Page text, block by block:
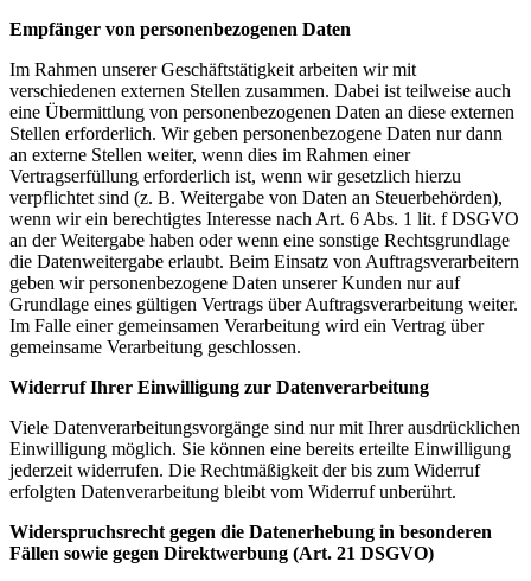
Empfänger von personenbezogenen Daten
Im Rahmen unserer Geschäftstätigkeit arbeiten wir mit
verschiedenen externen Stellen zusammen. Dabei ist teilweise auch
eine Übermittlung von personenbezogenen Daten an diese externen
Stellen erforderlich. Wir geben personenbezogene Daten nur dann
an externe Stellen weiter, wenn dies im Rahmen einer
Vertragserfüllung erforderlich ist, wenn wir gesetzlich hierzu
verpflichtet sind (z. B. Weitergabe von Daten an Steuerbehörden),
wenn wir ein berechtigtes Interesse nach Art. 6 Abs. 1 lit. f DSGVO
an der Weitergabe haben oder wenn eine sonstige Rechtsgrundlage
die Datenweitergabe erlaubt. Beim Einsatz von Auftragsverarbeitern
geben wir personenbezogene Daten unserer Kunden nur auf
Grundlage eines gültigen Vertrags über Auftragsverarbeitung weiter.
Im Falle einer gemeinsamen Verarbeitung wird ein Vertrag über
gemeinsame Verarbeitung geschlossen.
Widerruf Ihrer Einwilligung zur Datenverarbeitung
Viele Datenverarbeitungsvorgänge sind nur mit Ihrer ausdrücklichen
Einwilligung möglich. Sie können eine bereits erteilte Einwilligung
jederzeit widerrufen. Die Rechtmäßigkeit der bis zum Widerruf
erfolgten Datenverarbeitung bleibt vom Widerruf unberührt.
Widerspruchsrecht gegen die Datenerhebung in besonderen
Fällen sowie gegen Direktwerbung (Art. 21 DSGVO)